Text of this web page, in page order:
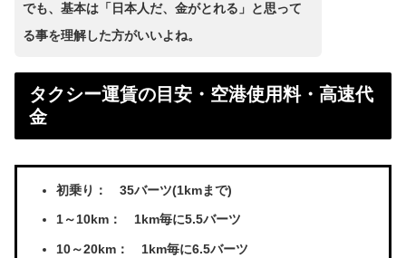
でも、基本は「日本人だ、金がとれる」と思って
る事を理解した方がいいよね。
タクシー運賃の目安・空港使用料・高速代
金
初乗り： 35バーツ(1kmまで)
1～10km： 1km毎に5.5バーツ
10～20km： 1km毎に6.5バーツ